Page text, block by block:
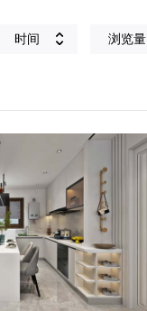
时间 浏览量